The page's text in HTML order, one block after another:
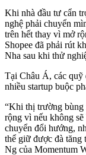
Khi nhà đầu tư cẩn
nghệ phải chuyển
trên hết thay vì mở
Shopee đã phải rút
Nha sau khi thử
Tại Châu Á, các quỹ
nhiều startup buộc
“Khi thị trường bùng
rộng vì nếu không
chuyển đổi hướng,
thể giữ được đà tăng
Ng của Momentum